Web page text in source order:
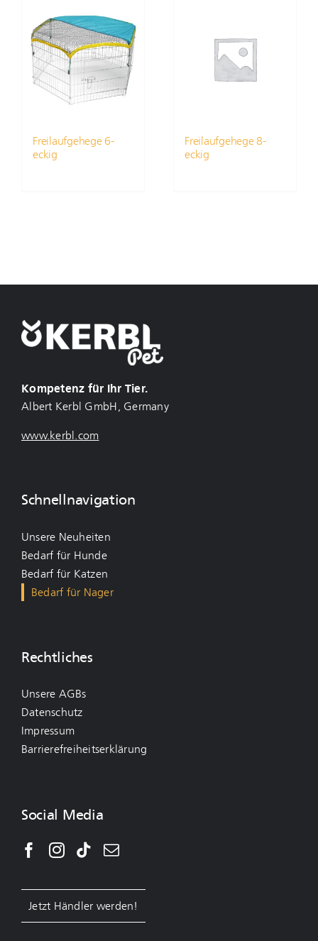
Freilaufgehege 6-
eckig
Freilaufgehege 8-
eckig
Kompetenz für Ihr Tier.
Albert Kerbl GmbH, Germany
www.kerbl.com
Schnellnavigation
Unsere Neuheiten
Bedarf für Hunde
Bedarf für Katzen
Bedarf für Nager
Rechtliches
Unsere AGBs
Datenschutz
Impressum
Barrierefreiheitserklärung
Social Media
Jetzt Händler werden!